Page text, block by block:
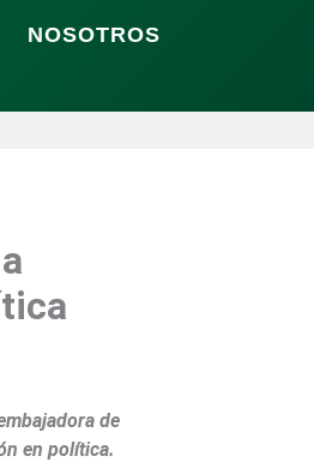
NOSOTROS
de
en política.